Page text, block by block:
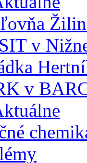
v
v